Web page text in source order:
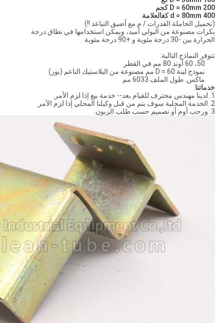
D = 60mm 200 كجم
d = 80mm 400 كغالعلامة
(تحميل الحاملة القدرات / م مع أضيق التباعد !!)
بكرات مصنوعة من البولي أميد، ويمكن استخدامها في نطاق درجة
الحرارة بين -30 درجة مئوية و +90 درجة مئوية.
تتوفر النماذج التالية:
50، 60 أوند 80 مم في القطر
نموذج لينة D = 60 مم مصنوعة من البلاستيك الناعم (بور)
ماكس. طول الملف 6033 مم
خدماتنا
1. لدينا مهندس محترف للقيام بعد-- خدمة بيع إذا لزم الأمر.
2. الخدمة المحلية سوف يتم من قبل وكيلنا المحلي إذا لزم الأمر.
3. ورحب أوم أو تصميم حسب طلب الزبون.